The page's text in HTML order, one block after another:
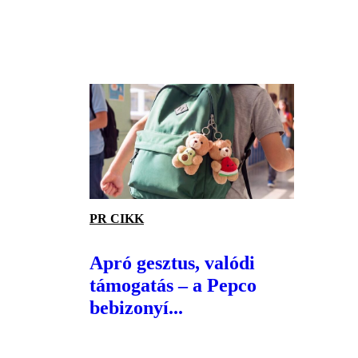
PR CIKK
Apró gesztus, valódi
támogatás – a Pepco
bebizonyí...